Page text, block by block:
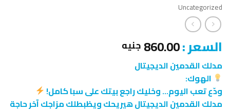
Uncategorized
السعر :860.00 جنيه
مدلك القدمين الديجيتال
الهوك:
ودّع تعب اليوم… وخليك راجع بيتك على سبا كامل!
مدلك القدمين الديجيتال هيريحك ويظبطلك مزاجك آخر حاجة